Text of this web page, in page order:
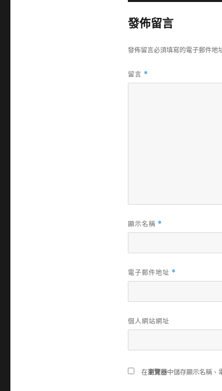
佈
期:
發佈留言
發佈留言必須填寫的電子郵件地
留言 *
顯示名稱 *
電子郵件地址 *
個人網站網址
在瀏覽器中儲存顯示名稱、